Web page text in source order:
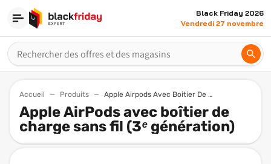
Black Friday 2026
Vendredi 27 novembre
Accueil Produits Apple Airpods Avec Boitier De Charge Sans Fil 3 Generation
Apple AirPods avec boîtier de
charge sans fil (3ᵉ génération)